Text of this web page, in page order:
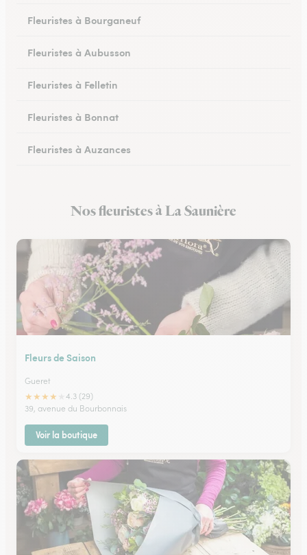
Fleuristes à Bourganeuf
Fleuristes à Aubusson
Fleuristes à Felletin
Fleuristes à Bonnat
Fleuristes à Auzances
Fleuristes à Chénérailles
Nos fleuristes à La Saunière
Fleurs de Saison
Gueret
★★★★
4.3 (29)
39, avenue du Bourbonnais
Voir la boutique